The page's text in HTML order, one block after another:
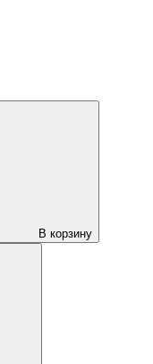
В корзину